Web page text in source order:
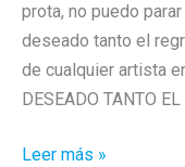
prota, no puedo
deseado tanto el
de cualquier artista
DESEADO TANTO
Leer más »